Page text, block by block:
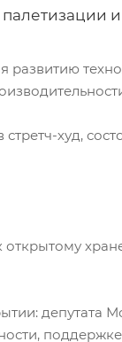
и
худ,
открытому